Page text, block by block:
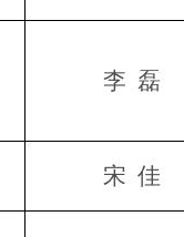
李 磊
宋 佳